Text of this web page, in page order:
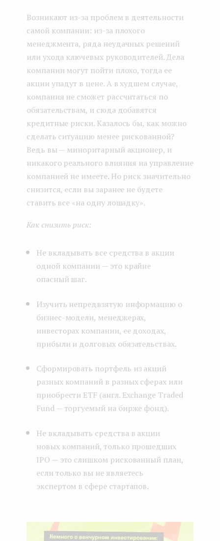
Возникают из-за проблем в деятельности
самой компании: из-за плохого
менеджмента, ряда неудачных решений
или ухода ключевых руководителей. Дела
компании могут пойти плохо, тогда ее
акции упадут в цене. А в худшем случае,
компания не сможет рассчитаться по
обязательствам, и сюда добавятся
кредитные риски. Казалось бы, как можно
сделать ситуацию менее рискованной?
Ведь вы — миноритарный акционер, и
никакого реального влияния на управление
компанией не имеете. Но риск значительно
снизится, если вы заранее не будете
ставить все «на одну лошадку».
Как снизить риск:
Не вкладывать все средства в акции
одной компании — это крайне
опасный шаг.
Изучить непредвзятую информацию о
бизнес-модели, менеджерах,
инвесторах компании, ее доходах,
прибыли и долговых обязательствах.
Сформировать портфель из акций
разных компаний в разных сферах или
приобрести ETF (англ. Exchange Traded
Fund — торгуемый на бирже фонд).
Не вкладывать средства в акции
новых компаний, только прошедших
IPO — это слишком рискованный план,
если только вы не являетесь
экспертом в сфере стартапов.